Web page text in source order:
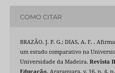
COMO CITAR
BRAZÃO, J. P. G.; DIAS, A. F. .
um estudo comparativo na
Universidade da Madeira. Revista